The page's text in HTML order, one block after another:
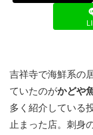
吉祥寺で海鮮系の
ていたのがかどや
多く紹介している
止まった店。刺身